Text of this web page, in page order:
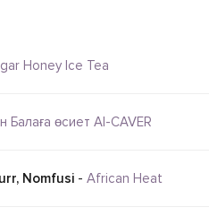
Honey Ice Tea
Балаға өсиет AI-CAVER
Nomfusi - African Heat